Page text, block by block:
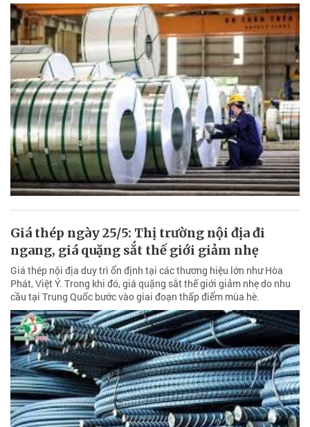
Giá thép ngày 25/5: Thị trường nội địa đi
ngang, giá quặng sắt thế giới giảm nhẹ
Giá thép nội địa duy trì ổn định tại các thương hiệu lớn như Hòa
Phát, Việt Ý. Trong khi đó, giá quặng sắt thế giới giảm nhẹ do nhu
cầu tại Trung Quốc bước vào giai đoạn thấp điểm mùa hè.